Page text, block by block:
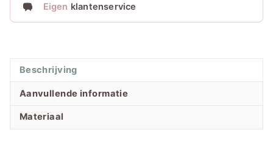
Eigen klantenservice
Beschrijving
Aanvullende informatie
Materiaal